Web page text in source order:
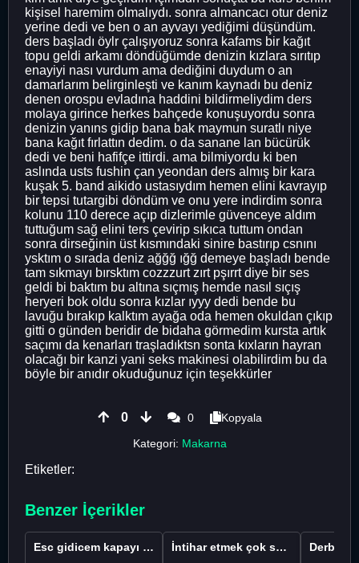
kişisel haremim olmalıydı. sonra almancacı otur deniz
yerine dedi ve ben o an ayvayı yediğimi düşündüm.
ders başladı öylr çalışıyoruz sonra kafams bir kağıt
topu geldi arkamı döndüğümde denizin kızlara sırıtıp
enayiyi nası vurdum ama dediğini duydum o an
damarlarım belirginleşti ve kanım kaynadı bu deniz
denen orospu evladına haddini bildirmeliydim ders
molaya girince herkes bahçede konuşuyordu sonra
denizin yanıns gidip bana bak maymun suratlı niye
bana kağıt fırlattın dedim. o da sanane lan bücürük
dedi ve beni hafifçe ittirdi. ama bilmiyordu ki ben
aslında usts fushin çan yeondan ders almış bir kara
kuşak 5. band aikido ustasıydım hemen elini kavrayıp
bir tepsi tutargibi döndüm ve onu yere indirdim sonra
kolunu 110 derece açıp dizlerimle güvenceye aldım
tuttuğum sağ elini ters çevirip sıkıca tuttum ondan
sonra dirseğinin üst kısmındaki sinire bastırıp csnını
ysktım o sırada deniz ağğğ ığğ demeye başladı bende
tam sıkmayı bırsktım cozzzurt zırt pşırrt diye bir ses
geldi bi baktım bu altına sıçmış hemde nasıl sıçış
heryeri bok oldu sonra kızlar ıyyy dedi bende bu
lavuğu bırakıp kalktım ayağa oda hemen okuldan çıkıp
gitti o günden beridir de bidaha görmedim kursta artık
saçımı da kenarları traşladıktsn sonta kıxların hayran
olacağı bir kanzi yani seks makinesi olabilirdim bu da
böyle bir anıdır okuduğunuz için teşekkürler
0 0
Kopyala
Kategori: Makarna
Etiketler:
Benzer İçerikler
Esc gidicem kapayı koydum İntihar etmek çok saçma değil mi